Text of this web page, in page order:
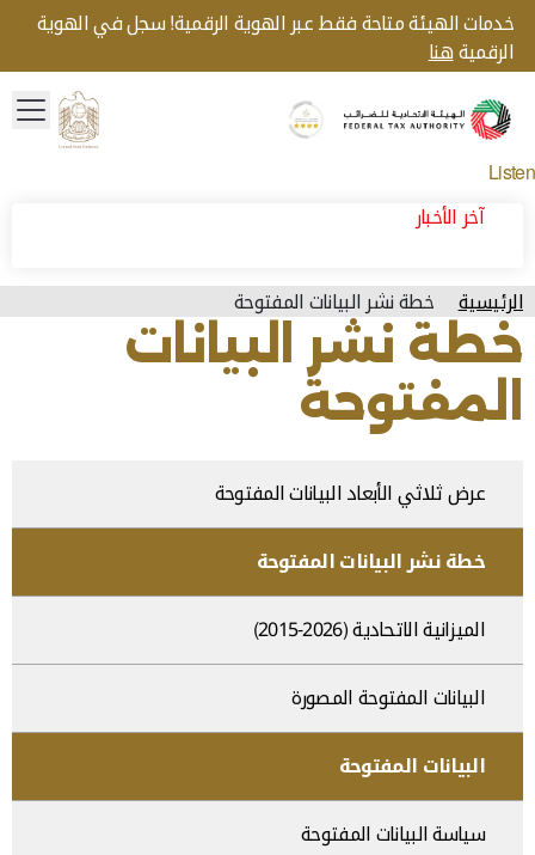
خدمات الهيئة متاحة فقط عبر الهوية الرقمية! سجل في الهوية
الرقميةهنا
Logo
Gold star Logo
Listen
آخر الأخبار
الرئيسية خطة نشر البيانات المفتوحة
خطة نشر البيانات
المفتوحة
عرض ثلاثي الأبعاد البيانات المفتوحة
خطة نشر البيانات المفتوحة
الميزانية الاتحادية (2026-2015)
البيانات المفتوحة المصورة
البيانات المفتوحة
سياسة البيانات المفتوحة